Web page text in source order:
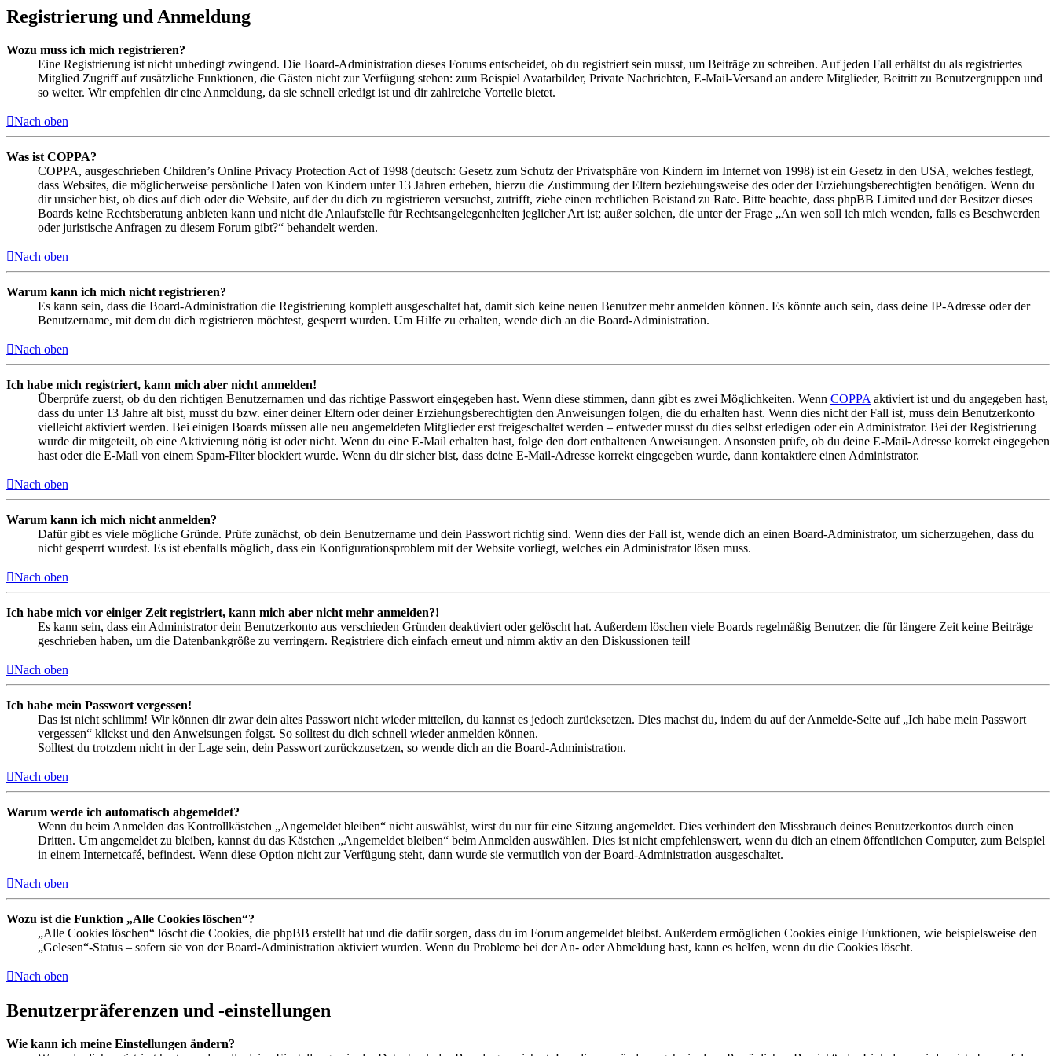
Registrierung und Anmeldung
Wozu muss ich mich registrieren?
Eine Registrierung ist nicht unbedingt zwingend. Die Board-Administration dieses Forums entscheidet, ob du registriert sein musst, um Beiträge zu schreiben. Auf jeden Fall erhältst du als registriertes
Mitglied Zugriff auf zusätzliche Funktionen, die Gästen nicht zur Verfügung stehen: zum Beispiel Avatarbilder, Private Nachrichten, E-Mail-Versand an andere Mitglieder, Beitritt zu Benutzergruppen und
so weiter. Wir empfehlen dir eine Anmeldung, da sie schnell erledigt ist und dir zahlreiche Vorteile bietet.
Nach oben
Was ist COPPA?
COPPA, ausgeschrieben Children’s Online Privacy Protection Act of 1998 (deutsch: Gesetz zum Schutz der Privatsphäre von Kindern im Internet von 1998) ist ein Gesetz in den USA, welches festlegt,
dass Websites, die möglicherweise persönliche Daten von Kindern unter 13 Jahren erheben, hierzu die Zustimmung der Eltern beziehungsweise des oder der Erziehungsberechtigten benötigen. Wenn du
dir unsicher bist, ob dies auf dich oder die Website, auf der du dich zu registrieren versuchst, zutrifft, ziehe einen rechtlichen Beistand zu Rate. Bitte beachte, dass phpBB Limited und der Besitzer dieses
Boards keine Rechtsberatung anbieten kann und nicht die Anlaufstelle für Rechtsangelegenheiten jeglicher Art ist; außer solchen, die unter der Frage „An wen soll ich mich wenden, falls es Beschwerden
oder juristische Anfragen zu diesem Forum gibt?“ behandelt werden.
Nach oben
Warum kann ich mich nicht registrieren?
Es kann sein, dass die Board-Administration die Registrierung komplett ausgeschaltet hat, damit sich keine neuen Benutzer mehr anmelden können. Es könnte auch sein, dass deine IP-Adresse oder der
Benutzername, mit dem du dich registrieren möchtest, gesperrt wurden. Um Hilfe zu erhalten, wende dich an die Board-Administration.
Nach oben
Ich habe mich registriert, kann mich aber nicht anmelden!
Überprüfe zuerst, ob du den richtigen Benutzernamen und das richtige Passwort eingegeben hast. Wenn diese stimmen, dann gibt es zwei Möglichkeiten. Wenn COPPA aktiviert ist und du angegeben hast,
dass du unter 13 Jahre alt bist, musst du bzw. einer deiner Eltern oder deiner Erziehungsberechtigten den Anweisungen folgen, die du erhalten hast. Wenn dies nicht der Fall ist, muss dein Benutzerkonto
vielleicht aktiviert werden. Bei einigen Boards müssen alle neu angemeldeten Mitglieder erst freigeschaltet werden – entweder musst du dies selbst erledigen oder ein Administrator. Bei der Registrierung
wurde dir mitgeteilt, ob eine Aktivierung nötig ist oder nicht. Wenn du eine E-Mail erhalten hast, folge den dort enthaltenen Anweisungen. Ansonsten prüfe, ob du deine E-Mail-Adresse korrekt eingegeben
hast oder die E-Mail von einem Spam-Filter blockiert wurde. Wenn du dir sicher bist, dass deine E-Mail-Adresse korrekt eingegeben wurde, dann kontaktiere einen Administrator.
Nach oben
Warum kann ich mich nicht anmelden?
Dafür gibt es viele mögliche Gründe. Prüfe zunächst, ob dein Benutzername und dein Passwort richtig sind. Wenn dies der Fall ist, wende dich an einen Board-Administrator, um sicherzugehen, dass du
nicht gesperrt wurdest. Es ist ebenfalls möglich, dass ein Konfigurationsproblem mit der Website vorliegt, welches ein Administrator lösen muss.
Nach oben
Ich habe mich vor einiger Zeit registriert, kann mich aber nicht mehr anmelden?!
Es kann sein, dass ein Administrator dein Benutzerkonto aus verschieden Gründen deaktiviert oder gelöscht hat. Außerdem löschen viele Boards regelmäßig Benutzer, die für längere Zeit keine Beiträge
geschrieben haben, um die Datenbankgröße zu verringern. Registriere dich einfach erneut und nimm aktiv an den Diskussionen teil!
Nach oben
Ich habe mein Passwort vergessen!
Das ist nicht schlimm! Wir können dir zwar dein altes Passwort nicht wieder mitteilen, du kannst es jedoch zurücksetzen. Dies machst du, indem du auf der Anmelde-Seite auf „Ich habe mein Passwort
vergessen“ klickst und den Anweisungen folgst. So solltest du dich schnell wieder anmelden können.
Solltest du trotzdem nicht in der Lage sein, dein Passwort zurückzusetzen, so wende dich an die Board-Administration.
Nach oben
Warum werde ich automatisch abgemeldet?
Wenn du beim Anmelden das Kontrollkästchen „Angemeldet bleiben“ nicht auswählst, wirst du nur für eine Sitzung angemeldet. Dies verhindert den Missbrauch deines Benutzerkontos durch einen
Dritten. Um angemeldet zu bleiben, kannst du das Kästchen „Angemeldet bleiben“ beim Anmelden auswählen. Dies ist nicht empfehlenswert, wenn du dich an einem öffentlichen Computer, zum Beispiel
in einem Internetcafé, befindest. Wenn diese Option nicht zur Verfügung steht, dann wurde sie vermutlich von der Board-Administration ausgeschaltet.
Nach oben
Wozu ist die Funktion „Alle Cookies löschen“?
„Alle Cookies löschen“ löscht die Cookies, die phpBB erstellt hat und die dafür sorgen, dass du im Forum angemeldet bleibst. Außerdem ermöglichen Cookies einige Funktionen, wie beispielsweise den
„Gelesen“-Status – sofern sie von der Board-Administration aktiviert wurden. Wenn du Probleme bei der An- oder Abmeldung hast, kann es helfen, wenn du die Cookies löscht.
Nach oben
Benutzerpräferenzen und -einstellungen
Wie kann ich meine Einstellungen ändern?